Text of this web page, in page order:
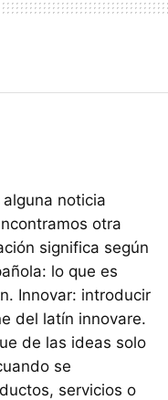
noticia
otra
significa según
lo que es
Innovar: introducir
del latín innovare.
de las ideas solo
se
servicios o